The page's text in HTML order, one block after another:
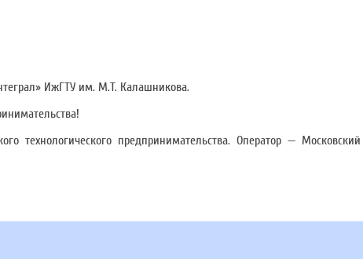
ИжГТУ им. М.Т. Калашникова.
технологического предпринимательства. Оператор — Московский